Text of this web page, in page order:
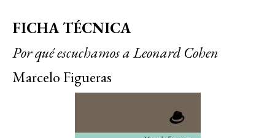
FICHA TÉCNICA
Por qué escuchamos a Leonard Cohen
Marcelo Figueras